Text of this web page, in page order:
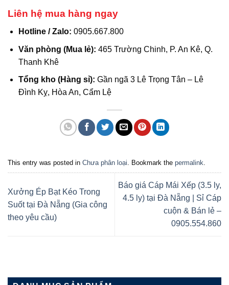
Liên hệ mua hàng ngay
Hotline / Zalo: 0905.667.800
Văn phòng (Mua lẻ): 465 Trường Chinh, P. An Kê, Q.
Thanh Khê
Tổng kho (Hàng sỉ): Gần ngã 3 Lê Trọng Tân – Lê
Đình Kỵ, Hòa An, Cẩm Lệ
This entry was posted in Chưa phân loại. Bookmark the permalink.
Xưởng Ép Bạt Kéo Trong
Suốt tại Đà Nẵng (Gia công
theo yêu cầu)
Báo giá Cáp Mái Xếp (3.5 ly,
4.5 ly) tại Đà Nẵng | Sỉ Cáp
cuộn & Bán lẻ –
0905.554.860